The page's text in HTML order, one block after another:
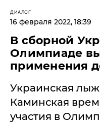
ДИАЛОГ
16 февраля 2022, 18:39
В сборной
Олимпиаде
применения
Украинская
Каминская
участия в